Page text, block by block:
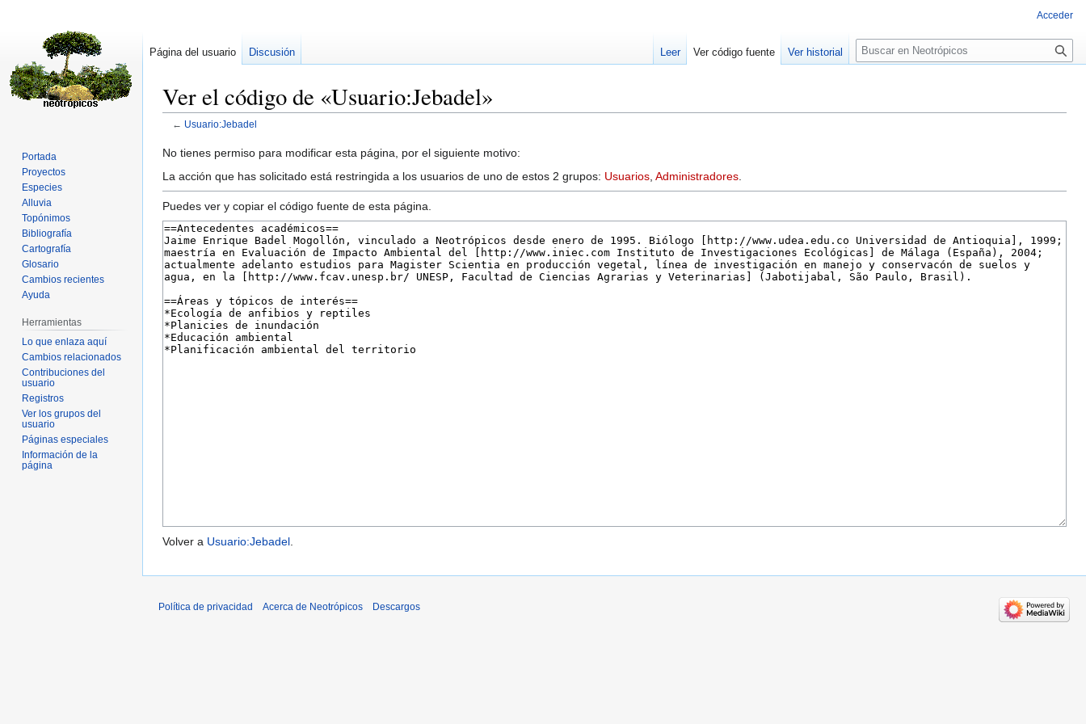
Ver el código de «Usuario:Jebadel»
← Usuario:Jebadel
Ir
a
navegación
Ir
a
búsqueda
No tienes permiso para modificar esta página, por el siguiente motivo:
La acción que has solicitado está restringida a los usuarios de uno de estos 2 grupos: Usuarios Administradores
Puedes ver y copiar el código fuente de esta página.
Volver a Usuario:Jebadel.
Acceder
Página del usuario Discusión Leer Ver código fuente Ver historial
Buscar
Portada
Proyectos
Especies
Alluvia
Topónimos
Bibliografía
Cartografía
Glosario
Cambios recientes
Ayuda
Herramientas
Lo que enlaza aquí
Cambios relacionados
Contribuciones del
usuario
Registros
Ver los grupos del
usuario
Páginas especiales
Información de la
página
Política de privacidad Acerca de Neotrópicos Descargos